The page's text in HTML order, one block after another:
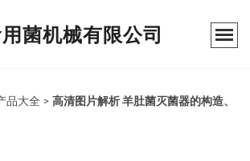
菌机械有限公司
品大全 > 高清图片解析 羊肚菌灭菌器的构造、